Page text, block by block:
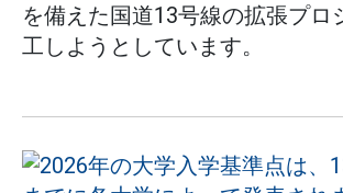
を備えた国道13号線の拡張プロ
工しようとしています。